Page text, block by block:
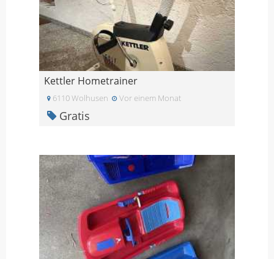
Kettler Hometrainer
6110 Wolhusen Vor einem Monat
Gratis